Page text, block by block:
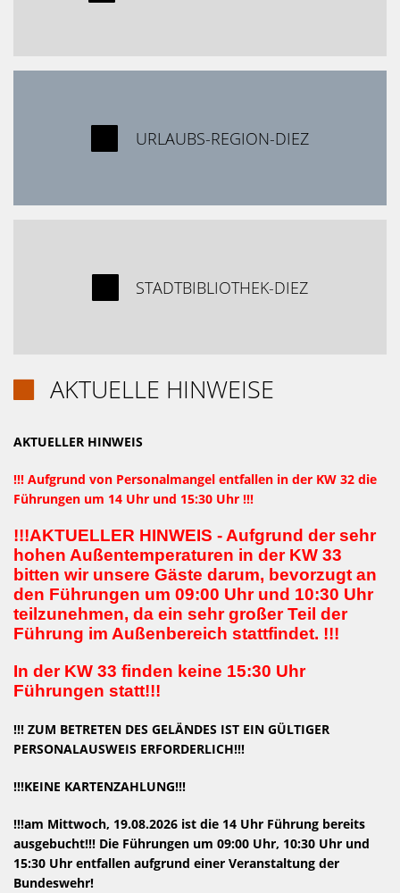
URLAUBS-REGION-DIEZ
STADTBIBLIOTHEK-DIEZ
AKTUELLE HINWEISE
AKTUELLER HINWEIS
!!! Aufgrund von Personalmangel entfallen in der KW 32 die
Führungen um 14 Uhr und 15:30 Uhr !!!
!!!AKTUELLER HINWEIS - Aufgrund der sehr
hohen Außentemperaturen in der KW 33
bitten wir unsere Gäste darum, bevorzugt an
den Führungen um 09:00 Uhr und 10:30 Uhr
teilzunehmen, da ein sehr großer Teil der
Führung im Außenbereich stattfindet. !!!
In der KW 33 finden keine 15:30 Uhr
Führungen statt!!!
!!! ZUM BETRETEN DES GELÄNDES IST EIN GÜLTIGER
PERSONALAUSWEIS ERFORDERLICH!!!
!!!KEINE KARTENZAHLUNG!!!
!!!am Mittwoch, 19.08.2026 ist die 14 Uhr Führung bereits
ausgebucht!!! Die Führungen um 09:00 Uhr, 10:30 Uhr und
15:30 Uhr entfallen aufgrund einer Veranstaltung der
Bundeswehr!